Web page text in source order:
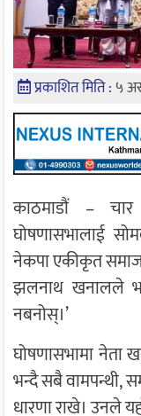
प्रकाशित मिति : ५
काठमाडौं – चार
घोषणासभालाई
नेकपा एकीकृत
झलनाथ खनालले भने,
नबनोस्।’
घोषणासभामा नेता
भन्दै सबै वामपन्थी,
धारणा राखे। उनले